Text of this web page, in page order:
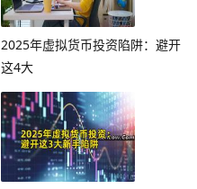
2025年虚拟货币投资陷阱：避开
这4大